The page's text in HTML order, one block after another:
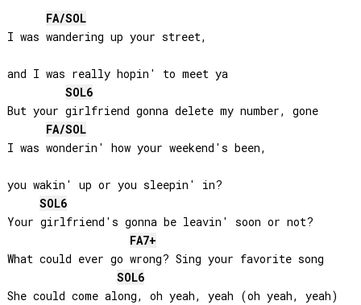
FA/SOL
I was wandering up your street,
and I was really hopin' to meet ya
SOL6
But your girlfriend gonna delete my number, gone
FA/SOL
I was wonderin' how your weekend's been,
you wakin' up or you sleepin' in?
SOL6
Your girlfriend's gonna be leavin' soon or not?
FA7+
What could ever go wrong? Sing your favorite song
SOL6
She could come along, oh yeah, yeah (oh yeah, yeah)